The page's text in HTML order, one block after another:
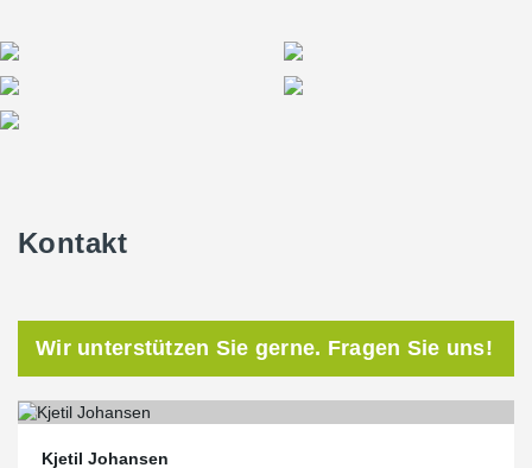
Kontakt
Wir unterstützen Sie gerne. Fragen Sie uns!
Kjetil Johansen